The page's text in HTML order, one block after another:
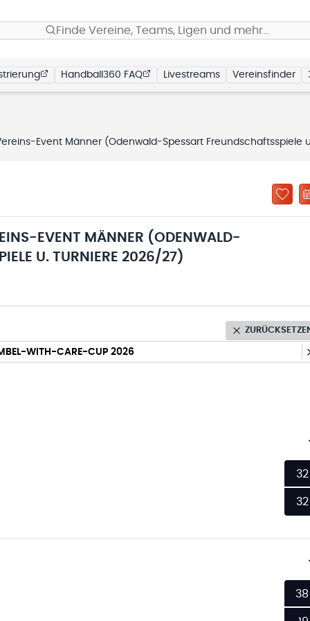
Finde Vereine, Teams, Ligen und mehr…
Handball360 FAQ Livestreams Vereinsfinder
Event Männer (Odenwald-Spessart Freundschaftsspiele u. Turniere 2026/
EVENT MÄNNER (ODENWALD-
U. TURNIERE 2026/27)
WITH-CARE-CUP 2026
32
32
38